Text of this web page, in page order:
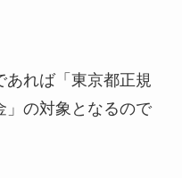
あれば「東京都正規
」の対象となるので